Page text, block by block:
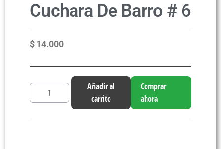
Cuchara De Barro # 6
$ 14.000
Añadir al
carrito
Comprar
ahora